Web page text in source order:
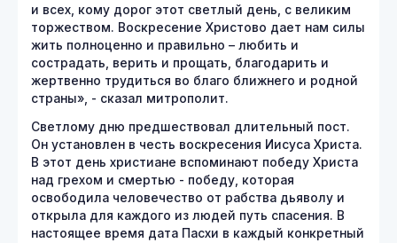
и всех, кому дорог этот светлый день, с великим
торжеством. Воскресение Христово дает нам силы
жить полноценно и правильно – любить и
сострадать, верить и прощать, благодарить и
жертвенно трудиться во благо ближнего и родной
страны», - сказал митрополит.
Светлому дню предшествовал длительный пост.
Он установлен в честь воскресения Иисуса Христа.
В этот день христиане вспоминают победу Христа
над грехом и смертью - победу, которая
освободила человечество от рабства дьяволу и
открыла для каждого из людей путь спасения. В
настоящее время дата Пасхи в каждый конкретный